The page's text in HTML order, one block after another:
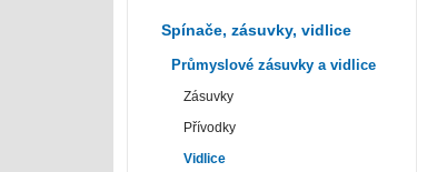
Spínače, zásuvky, vidlice
Průmyslové zásuvky a vidlice
Zásuvky
Přívodky
Vidlice